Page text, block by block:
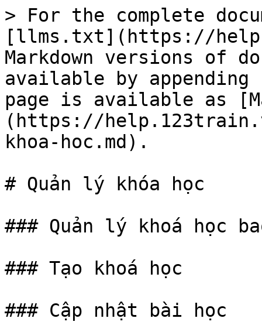
> For the complete
[llms.txt](https://
Markdown versions of
available by
page is available as
(https://
khoa-hoc.md).
# Quản lý khóa học
### Quản lý khoá học
### Tạo khoá học
### Cập nhật bài học